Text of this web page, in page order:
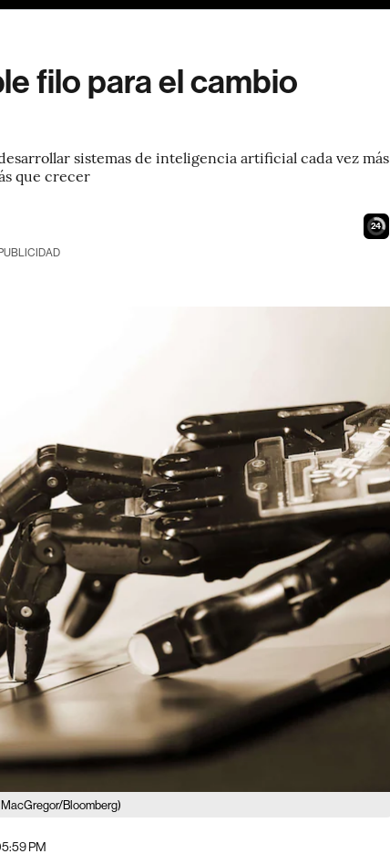
filo para el cambio
sistemas de inteligencia artificial cada vez más
que crecer
23
PUBLICIDAD
MacGregor/Bloomberg)
PM